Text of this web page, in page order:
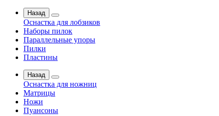
Назад
Оснастка для лобзиков
Наборы пилок
Параллельные упоры
Пилки
Пластины
Назад
Оснастка для ножниц
Матрицы
Ножи
Пуансоны